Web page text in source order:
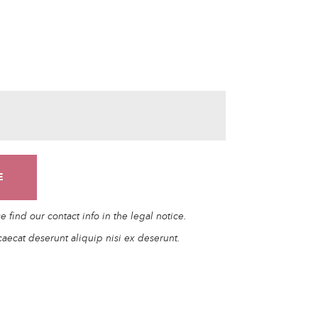
find our contact info in the legal notice.
deserunt aliquip nisi ex deserunt.